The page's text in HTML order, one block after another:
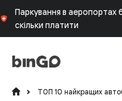
Паркування в аеропортах
скільки платити
ТОП 10 найкращих